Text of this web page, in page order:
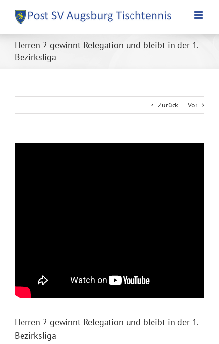
Inhalt
springen
Herren 2 gewinnt Relegation und bleibt in der 1.
Bezirksliga
Zurück Vor
Herren 2 gewinnt Relegation und bleibt in der 1.
Bezirksliga